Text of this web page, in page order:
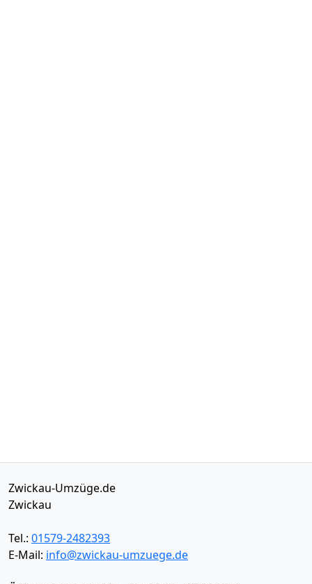
Zwickau-Umzüge.de
Zwickau
Tel.: 01579-2482393
E-Mail: info@zwickau-umzuege.de